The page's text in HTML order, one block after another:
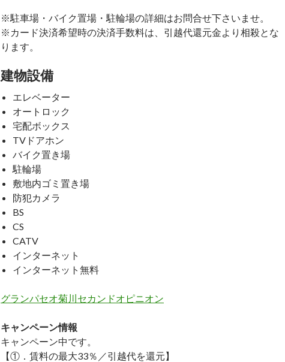
※駐車場・バイク置場・駐輪場の詳細はお問合せ下さいませ。
※カード決済希望時の決済手数料は、引越代還元金より相殺とな
ります。
建物設備
エレベーター
オートロック
宅配ボックス
TVドアホン
バイク置き場
駐輪場
敷地内ゴミ置き場
防犯カメラ
BS
CS
CATV
インターネット
インターネット無料
グランパセオ菊川セカンドオピニオン
キャンペーン情報
キャンペーン中です。
【①．賃料の最大33％／引越代を還元】